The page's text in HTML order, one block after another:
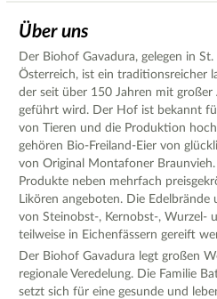
Über uns
Der Biohof Gavadura, gelegen in
Österreich, ist ein traditionsreicher
der seit über 150 Jahren mit
geführt wird. Der Hof ist bekannt
von Tieren und die Produktion
gehören Bio-Freiland-Eier von
von Original Montafoner
Produkte neben mehrfach
Likören angeboten. Die Edelbrände
von Steinobst-, Kernobst-, Wurzel-
teilweise in Eichenfässern gereift
Der Biohof Gavadura legt großen
regionale Veredelung. Die Familie
setzt sich für eine gesunde und